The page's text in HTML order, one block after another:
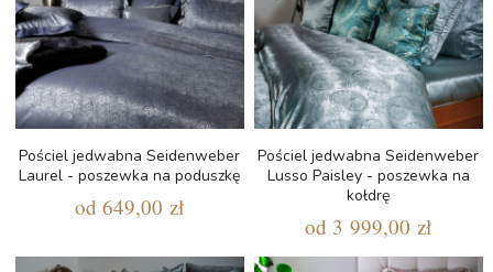
Pościel jedwabna Seidenweber
Laurel - poszewka na poduszkę
od 649,00 zł
Pościel jedwabna Seidenweber
Lusso Paisley - poszewka na
kołdrę
od 3 999,00 zł